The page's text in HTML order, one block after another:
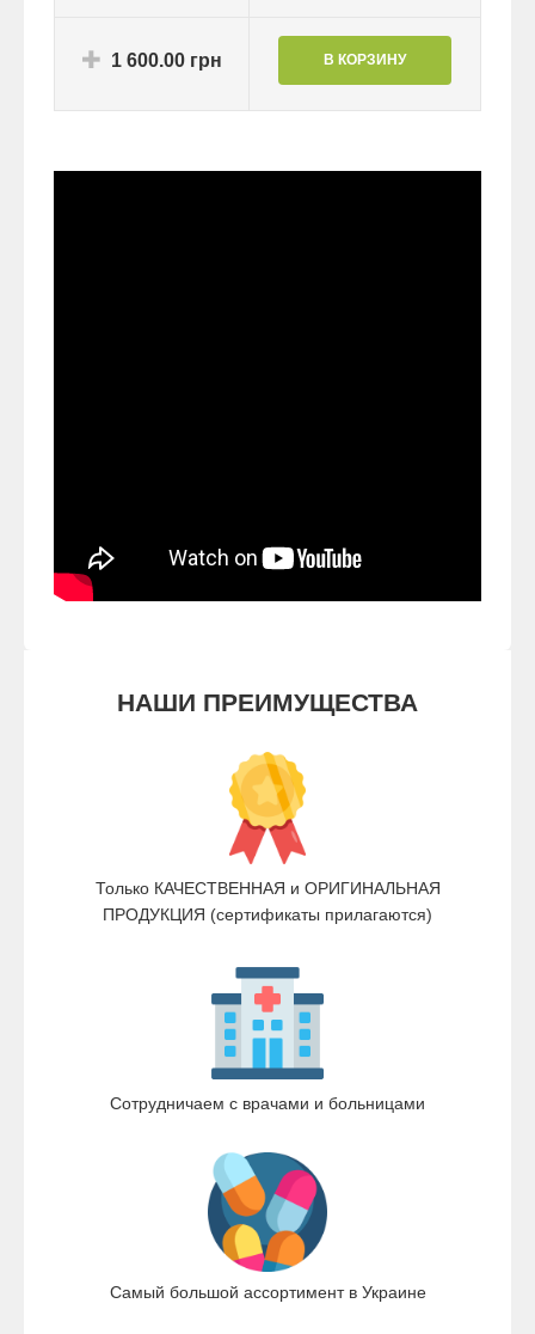
1 600.00 грн
НАШИ ПРЕИМУЩЕСТВА
Только КАЧЕСТВЕННАЯ и ОРИГИНАЛЬНАЯ
ПРОДУКЦИЯ (сертификаты прилагаются)
Сотрудничаем с врачами и больницами
Самый большой ассортимент в Украине